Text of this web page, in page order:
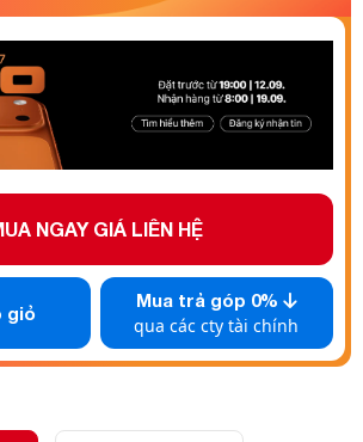
NGAY GIÁ LIÊN HỆ
giỏ
Mua trả góp 0%
qua các cty tài chính